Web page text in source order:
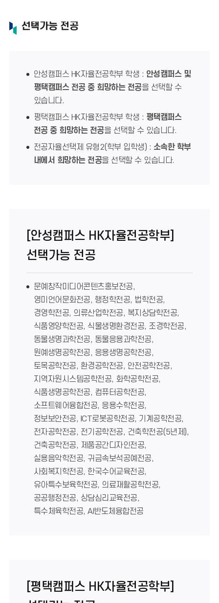
선택가능 전공
안성캠퍼스 HK자율전공학부 학생 : 안성캠퍼스 및
평택캠퍼스 전공 중 희망하는 전공을 선택할 수
있습니다.
평택캠퍼스 HK자율전공학부 학생 : 평택캠퍼스
전공 중 희망하는 전공을 선택할 수 있습니다.
전공자율선택제 유형2(학부 입학생) : 소속한 학부
내에서 희망하는 전공을 선택할 수 있습니다.
[안성캠퍼스 HK자율전공학부]
선택가능 전공
문예창작미디어콘텐츠홍보전공,
영미언어문화전공, 행정학전공, 법학전공,
경영학전공, 의류산업학전공, 복지상담학전공,
식품영양학전공, 식물생명환경전공, 조경학전공,
동물생명과학전공, 동물응용과학전공,
원예생명공학전공, 응용생명공학전공,
토목공학전공, 환경공학전공, 안전공학전공,
지역자원시스템공학전공, 화학공학전공,
식품생명공학전공, 컴퓨터공학전공,
소프트웨어융합전공, 응용수학전공,
정보보안전공, ICT로봇공학전공, 기계공학전공,
전자공학전공, 전기공학전공, 건축학전공(5년제),
건축공학전공, 제품공간디자인전공,
실용음악학전공, 귀금속보석공예전공,
사회복지학전공, 한국수어교육전공,
유아특수보육학전공, 의료재활공학전공,
공공행정전공, 상담심리교육전공,
특수체육학전공, AI반도체융합전공
[평택캠퍼스 HK자율전공학부]